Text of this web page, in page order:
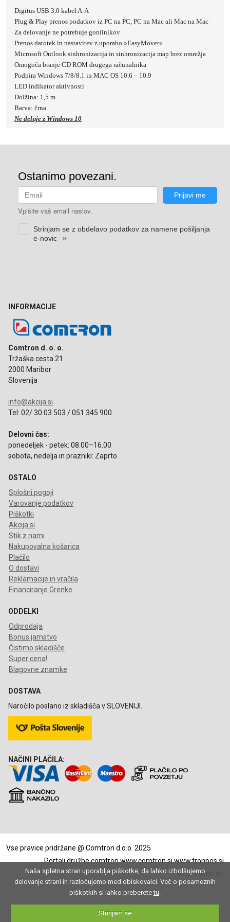
Digitus USB 3.0 kabel A-A
Plug & Play prenos podatkov iz PC na PC, PC na Mac ali Mac na Mac
Za delovanje ne potrebuje gonilnikov
Prenos datotek in nastavitev z uporabo »EasyMover«
Microsoft Outlook sinhronizacija in sinhronizacija map brez omrežja
Omogoča branje CD ROM drugega računalnika
Podpira Windows 7/8/8.1 in MAC OS 10.6 – 10.9
LED indikator aktivnosti
Dolžina: 1,5 m
Barva: črna
Ne deluje z Windows 10
INFORMACIJE
Comtron d. o. o.
Tržaška cesta 21
2000 Maribor
Slovenija
info@akcija.si
Tel: 02/ 30 03 503 / 051 345 900
Delovni čas:
ponedeljek - petek: 08.00–16.00
sobota, nedelja in prazniki: Zaprto
OSTALO
Splošni pogoji
Varovanje podatkov
Piškotki
Akcija.si
Stik z nami
Nakupovalna košarica
Plačilo
O dostavi
Reklamacije in vračila
Financiranje Grenke
ODDELKI
Odprodaja
Bonus jamstvo
Čistimo skladišče
Super cena!
Blagovne znamke
DOSTAVA
Naročilo poslano iz skladišča v SLOVENIJI.
NAČINI PLAČILA:
Vse pravice pridržane @ Comtron d.o.o. 2025
Portali družbe comtronwww.comtron.siwww.tronpos.si
www.econo.eu
Naša spletna stran uporablja piškotke, da lahko izbolšujemo
delovanje strani in razločujemo med obiskovalci. Več o posameznih
piškotkih si lahko preberetetu.
Strinjam se